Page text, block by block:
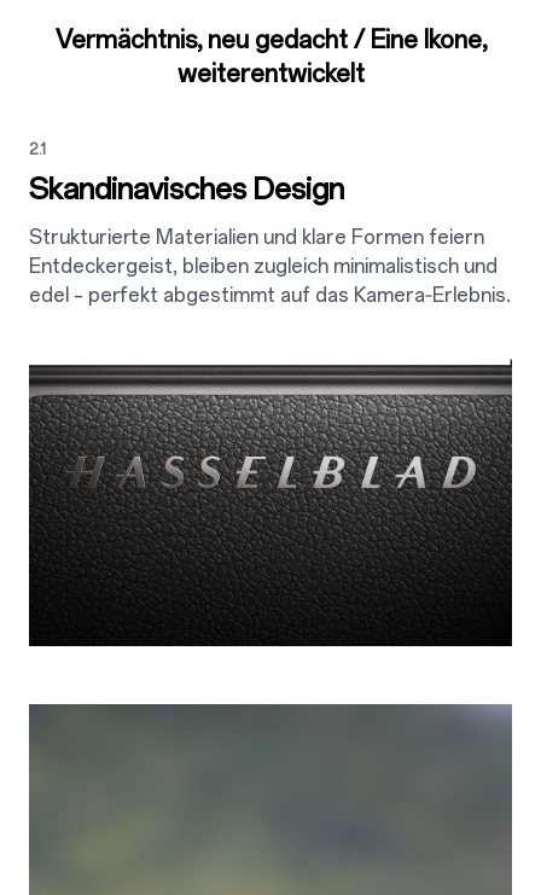
Vermächtnis, neu gedacht / Eine Ikone,
weiterentwickelt
2.1
Skandinavisches Design
Strukturierte Materialien und klare Formen feiern
Entdeckergeist, bleiben zugleich minimalistisch und
edel – perfekt abgestimmt auf das Kamera‑Erlebnis.